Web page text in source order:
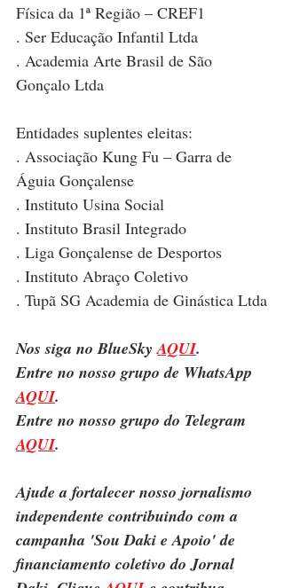
Física da 1ª Região – CREF1
. Ser Educação Infantil Ltda
. Academia Arte Brasil de São
Gonçalo Ltda
Entidades suplentes eleitas:
. Associação Kung Fu – Garra de
Águia Gonçalense
. Instituto Usina Social
. Instituto Brasil Integrado
. Liga Gonçalense de Desportos
. Instituto Abraço Coletivo
. Tupã SG Academia de Ginástica Ltda
Nos siga no BlueSky AQUI.
Entre no nosso grupo de WhatsApp
AQUI.
Entre no nosso grupo do Telegram
AQUI.
Ajude a fortalecer nosso jornalismo
independente contribuindo com a
campanha 'Sou Daki e Apoio' de
financiamento coletivo do Jornal